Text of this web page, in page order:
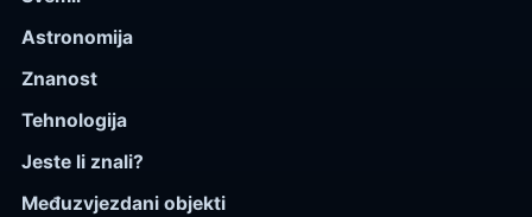
Astronomija
Znanost
Tehnologija
Jeste li znali?
Međuzvjezdani objekti